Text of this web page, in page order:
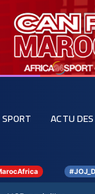
SPORT ACTU